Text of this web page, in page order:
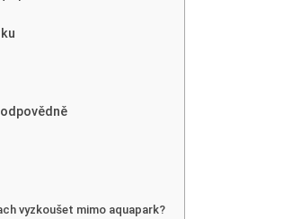
vyzkoušet mimo aquapark?